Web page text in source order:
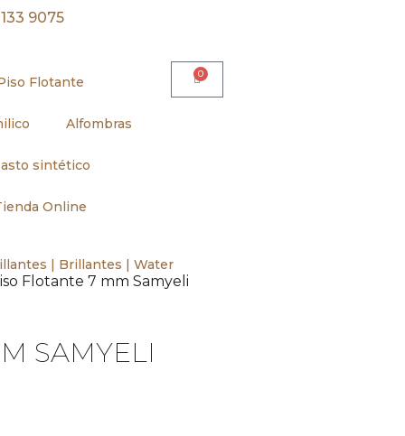
9075
Flotante
Alfombras
sintético
Online
0
| Brillantes | Water
Flotante 7 mm Samyeli
SAMYELI